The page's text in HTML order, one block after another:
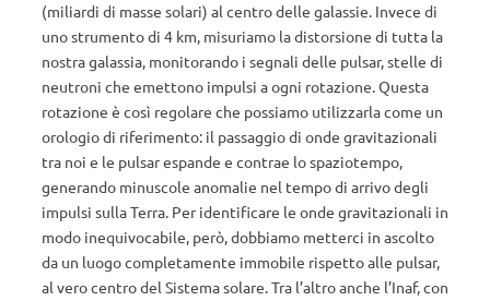
(miliardi di masse solari) al centro delle galassie. Invece di
uno strumento di 4 km, misuriamo la distorsione di tutta la
nostra galassia, monitorando i segnali delle pulsar, stelle di
neutroni che emettono impulsi a ogni rotazione. Questa
rotazione è così regolare che possiamo utilizzarla come un
orologio di riferimento: il passaggio di onde gravitazionali
tra noi e le pulsar espande e contrae lo spaziotempo,
generando minuscole anomalie nel tempo di arrivo degli
impulsi sulla Terra. Per identificare le onde gravitazionali in
modo inequivocabile, però, dobbiamo metterci in ascolto
da un luogo completamente immobile rispetto alle pulsar,
al vero centro del Sistema solare. Tra l’altro anche l’Inaf, con